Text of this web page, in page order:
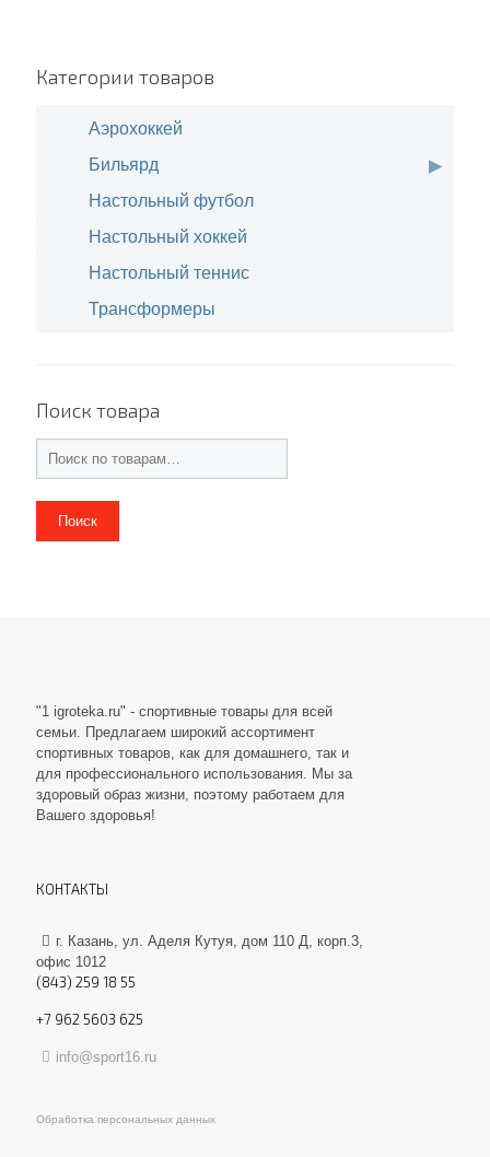
Категории товаров
Аэрохоккей
Бильярд
Настольный футбол
Настольный хоккей
Настольный теннис
Трансформеры
Поиск товара
Поиск
"1 igroteka.ru" - спортивные товары для всей
семьи. Предлагаем широкий ассортимент
спортивных товаров, как для домашнего, так и
для профессионального использования. Мы за
здоровый образ жизни, поэтому работаем для
Вашего здоровья!
КОНТАКТЫ
г. Казань, ул. Аделя Кутуя, дом 110 Д, корп.3,
офис 1012
(843) 259 18 55
+7 962 5603 625
info@sport16.ru
Обработка персональных данных